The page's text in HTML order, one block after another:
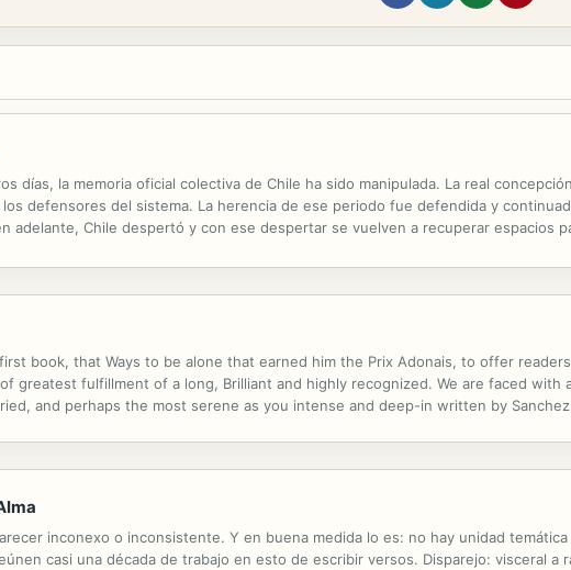
días, la memoria oficial colectiva de Chile ha sido manipulada. La real
defensores del sistema. La herencia de ese periodo fue defendida y
adelante, Chile despertó y con ese despertar se vuelven a recuperar espacios
book, that Ways to be alone that earned him the Prix Adonais, to offer
greatest fulfillment of a long, Brilliant and highly recognized. We are faced
and perhaps the most serene as you intense and deep-in written by
inconexo o inconsistente. Y en buena medida lo es: no hay unidad
casi una década de trabajo en esto de escribir versos. Disparejo: visceral